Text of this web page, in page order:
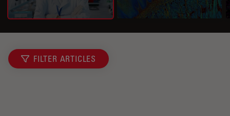
FILTER ARTICLES